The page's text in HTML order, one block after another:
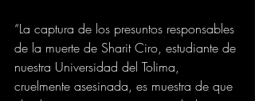
“La captura de los presuntos responsables
de la muerte de Sharit Ciro, estudiante de
nuestra Universidad del Tolima,
cruelmente asesinada, es muestra de que